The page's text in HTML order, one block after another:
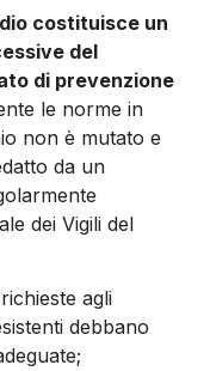
costituisce un
del
di prevenzione
le norme in
non è mutato e
da un
dei Vigili del
agli
debbano